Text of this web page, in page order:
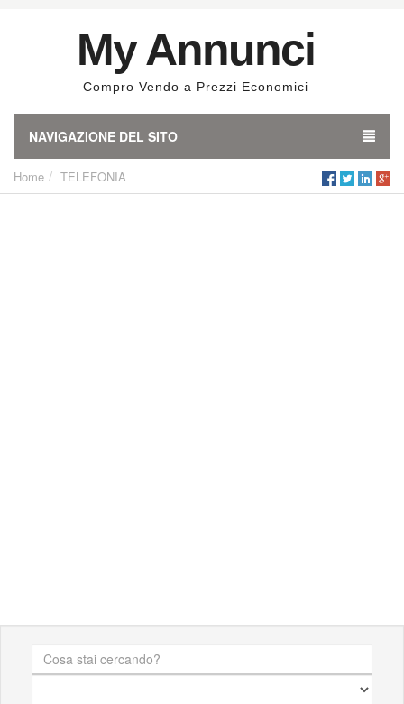
My Annunci
Compro Vendo a Prezzi Economici
NAVIGAZIONE DEL SITO
Home TELEFONIA